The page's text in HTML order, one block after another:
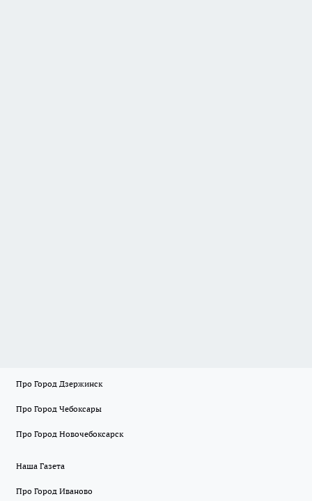
Про Город Дзержинск
Про Город Чебоксары
Про Город Новочебоксарск
Наша Газета
Про Город Иваново